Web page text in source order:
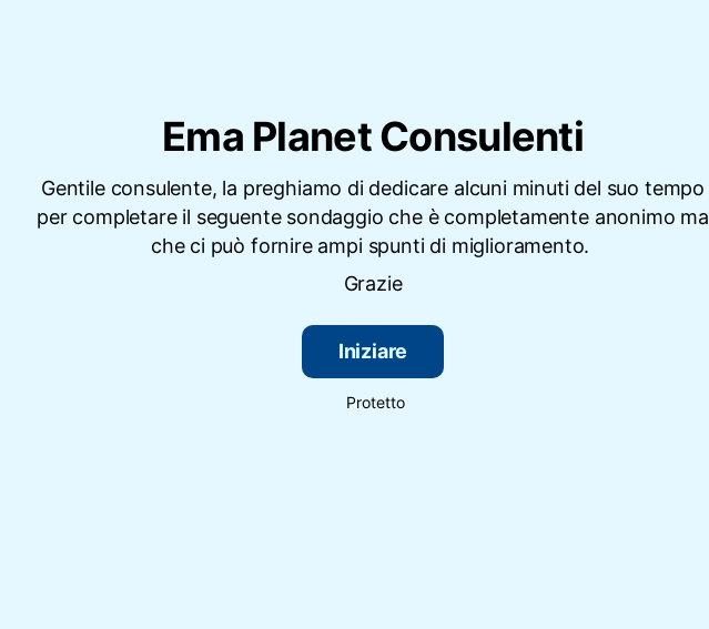
Ema Planet Consulenti
Gentile consulente, la preghiamo di dedicare alcuni minuti del suo tempo
per completare il seguente sondaggio che è completamente anonimo ma
che ci può fornire ampi spunti di miglioramento.
Grazie
Iniziare
Protetto